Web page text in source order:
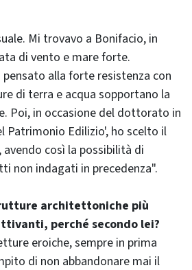
Mi trovavo a Bonifacio, in
di vento e mare forte.
alla forte resistenza con
di terra e acqua sopportano la
Poi, in occasione del dottorato in
Patrimonio Edilizio', ho scelto il
così la possibilità di
non indagati in precedenza".
architettoniche più
perché secondo lei?
eroiche, sempre in prima
di non abbandonare mai il